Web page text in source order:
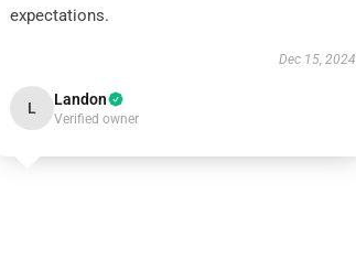
expectations.
Dec 15, 2024
L Landon
Verified owner